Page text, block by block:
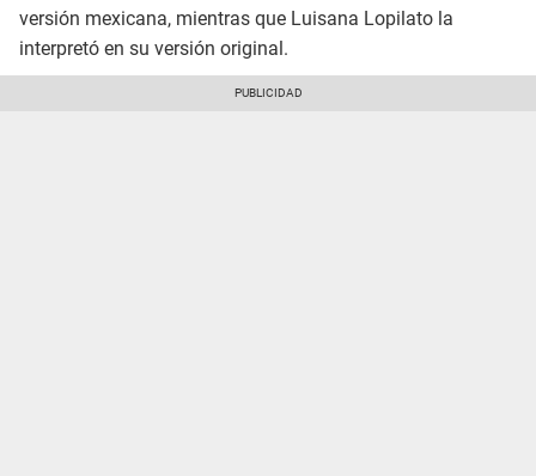
versión mexicana, mientras que Luisana Lopilato la
interpretó en su versión original.